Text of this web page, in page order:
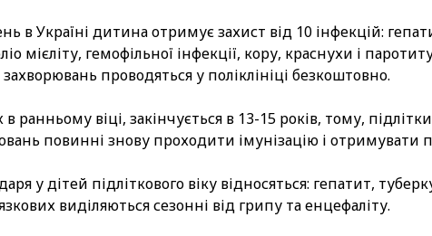
в Україні дитина отримує захист від 10 інфекцій:
мієліту, гемофільної інфекції, кору, краснухи і
проводяться у поліклініці безкоштовно.
ранньому віці, закінчується в 13-15 років, тому,
повинні знову проходити імунізацію і отримувати
у дітей підліткового віку відносяться: гепатит,
виділяються сезонні від грипу та енцефаліту.